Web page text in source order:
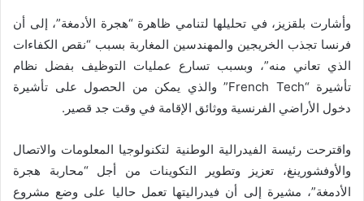
وأشارت بلقزيز، في تحليلها لتنامي ظاهرة “هجرة الأدمغة”، إلى أن
فرنسا تجذب الخريجين والمهندسين المغاربة بسبب “نقص الكفاءات
الذي تعاني منه”، وبسبب تسارع عمليات التوظيف بفضل نظام
تأشيرة “French Tech” والذي يمكن من الحصول على تأشيرة
دخول الأراضي الفرنسية ووثائق الإقامة في وقت جد قصير.
واقترحت رئيسة الفيدرالية الوطنية لتكنولوجيا المعلومات والاتصال
والأوفشورينغ، تعزيز وتطوير التكوينات من أجل “محاربة هجرة
الأدمغة”، مشيرة إلى أن فيدراليتها تعمل حاليا على وضع مشروع